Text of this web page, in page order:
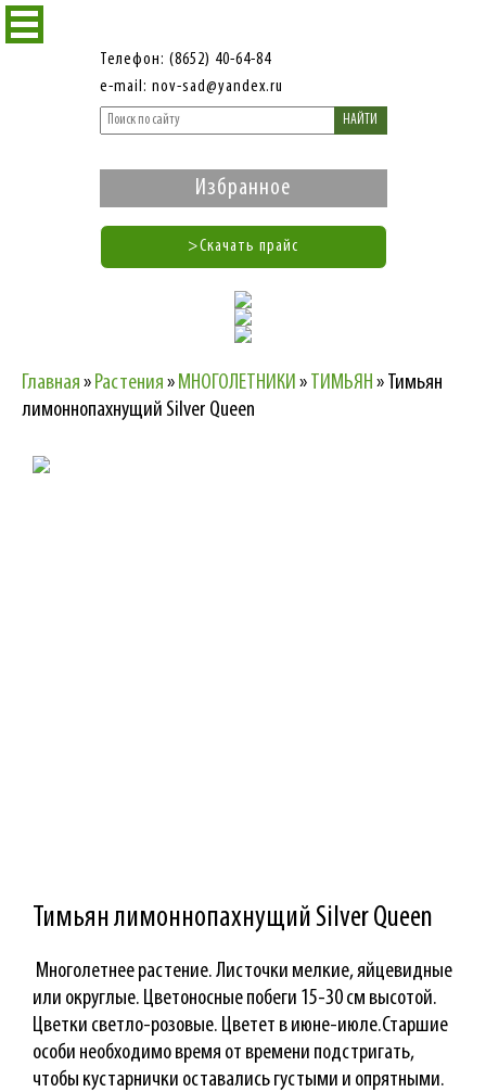
Телефон: (8652) 40-64-84
e-mail: nov-sad@yandex.ru
НАЙТИ
Избранное
>Скачать прайс
Главная» Растения» МНОГОЛЕТНИКИ »ТИМЬЯН »Тимьян
лимоннопахнущий Silver Queen
Тимьян лимоннопахнущий Silver Queen
Многолетнее растение. Листочки мелкие, яйцевидные
или округлые. Цветоносные побеги 15-30 см высотой.
Цветки светло-розовые. Цветет в июне-июле.Старшие
особи необходимо время от времени подстригать,
чтобы кустарнички оставались густыми и опрятными.